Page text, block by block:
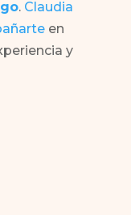
. Claudia
en
y